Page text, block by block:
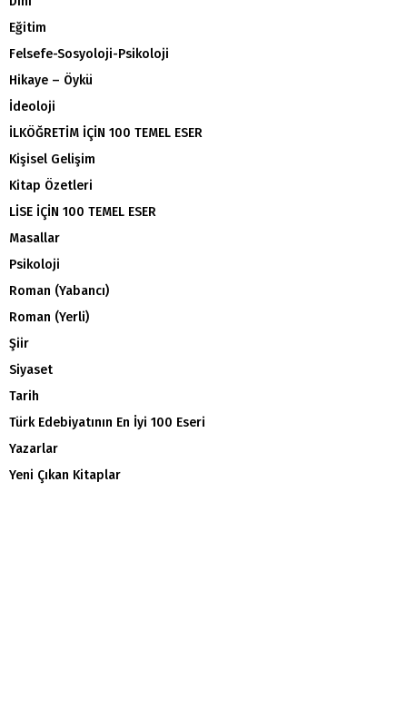
Eğitim
Felsefe-Sosyoloji-Psikoloji
Hikaye – Öykü
İdeoloji
İLKÖĞRETİM İÇİN 100 TEMEL ESER
Kişisel Gelişim
Kitap Özetleri
LİSE İÇİN 100 TEMEL ESER
Masallar
Psikoloji
Roman (Yabancı)
Roman (Yerli)
Şiir
Siyaset
Tarih
Türk Edebiyatının En İyi 100 Eseri
Yazarlar
Yeni Çıkan Kitaplar